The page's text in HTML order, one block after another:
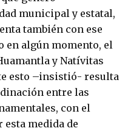
municipal y estatal,
también con ese
en algún momento, el
y Natívitas
esto –insistió- resulta
entre las
con el
medida de